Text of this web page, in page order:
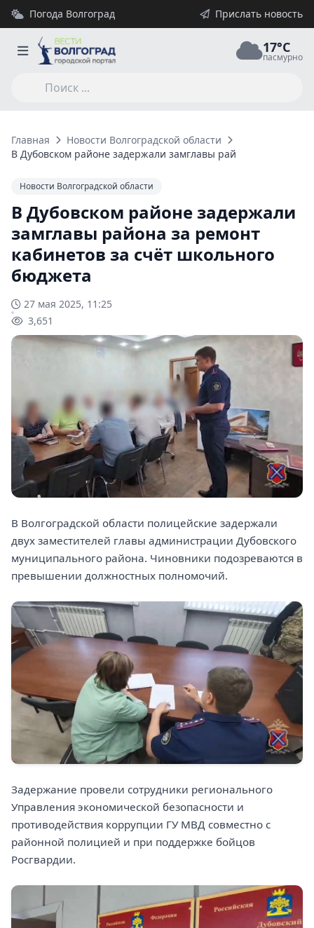
Погода Волгоград Прислать новость
17°C
пасмурно
Главная
Новости Волгоградской области
В Дубовском районе задержали замглавы района за ремонт
Новости Волгоградской области
В Дубовском районе задержали
замглавы района за ремонт
кабинетов за счёт школьного
бюджета
27 мая 2025, 11:25
3,651
В Волгоградской области полицейские задержали
двух заместителей главы администрации Дубовского
муниципального района. Чиновники подозреваются в
превышении должностных полномочий.
Задержание провели сотрудники регионального
Управления экономической безопасности и
противодействия коррупции ГУ МВД совместно с
районной полицией и при поддержке бойцов
Росгвардии.